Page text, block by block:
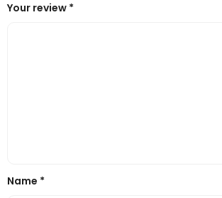
Your review *
Name *